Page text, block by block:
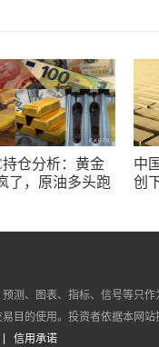
持仓分析：黄金
了，原油多头跑
中
创
测、图表、指标、信号等只
目的使用。投资者依据本网
信用承诺